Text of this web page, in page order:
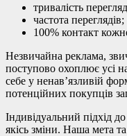
тривалість
частота переглядів;
100% контакт
Незвичайна реклама,
поступово охоплює усі
себе у ненав’язливій
потенційних покупців
Індивідуальний підхід
якісь зміни. Наша мета